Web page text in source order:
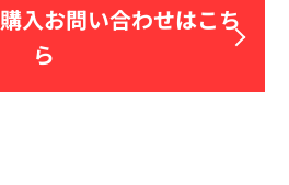
購入お問い合わせはこち
ら